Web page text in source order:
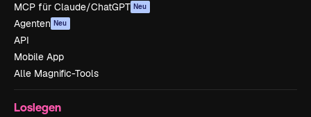
MCP für Claude/ChatGPT Neu
Agenten Neu
API
Mobile App
Alle Magnific-Tools
Loslegen